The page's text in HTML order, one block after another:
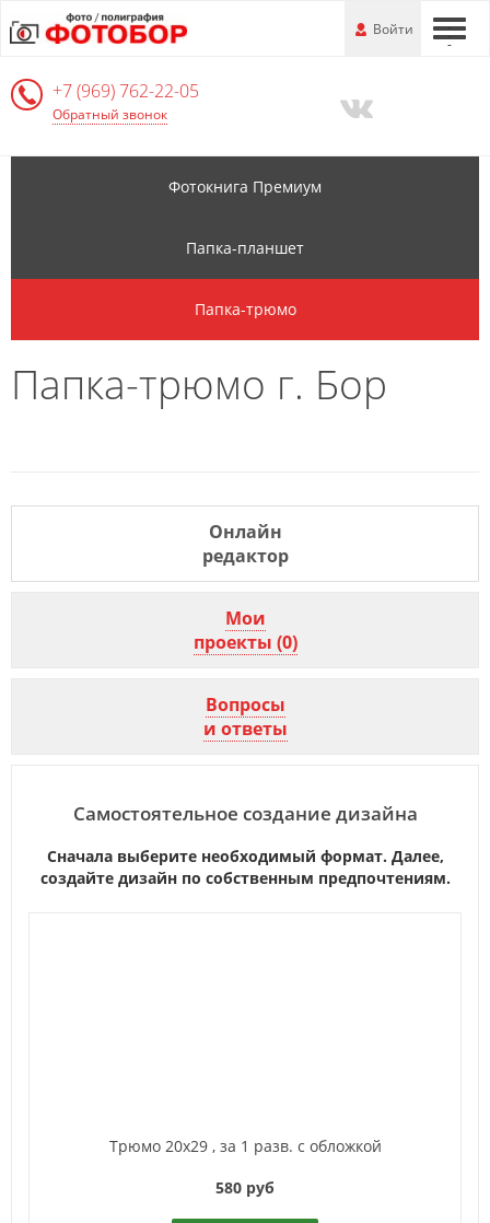
Перейти
к
информации
---
Войти
+7 (969) 762-22-05
Обратный звонок
Фотокнига Премиум
Папка-планшет
Папка-трюмо
Папка-трюмо г. Бор
Онлайн
редактор
Мои
проекты (0)
Вопросы
и ответы
Самостоятельное создание дизайна
Сначала выберите необходимый формат. Далее,
создайте дизайн по собственным предпочтениям.
Трюмо 20x29 , за 1 разв. с обложкой
580 руб